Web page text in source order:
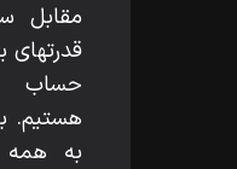
مقابل
قدرتهاى
حساب
هستيم.
به